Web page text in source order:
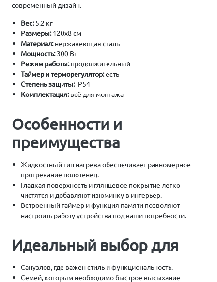
современный дизайн.
Вес:5.2 кг
Размеры:120х8 см
Материал:нержавеющая сталь
Мощность:300 Вт
Режим работы:продолжительный
Таймер и терморегулятор:есть
Степень защиты:IP54
Комплектация:всё для монтажа
Особенности и
преимущества
Жидкостный тип нагрева обеспечивает равномерное
прогревание полотенец.
Гладкая поверхность и глянцевое покрытие легко
чистятся и добавляют изюминку в интерьер.
Встроенный таймер и функция памяти позволяют
настроить работу устройства под ваши потребности.
Идеальный выбор для
Санузлов, где важен стиль и функциональность.
Семей, которым необходимо быстрое высыхание